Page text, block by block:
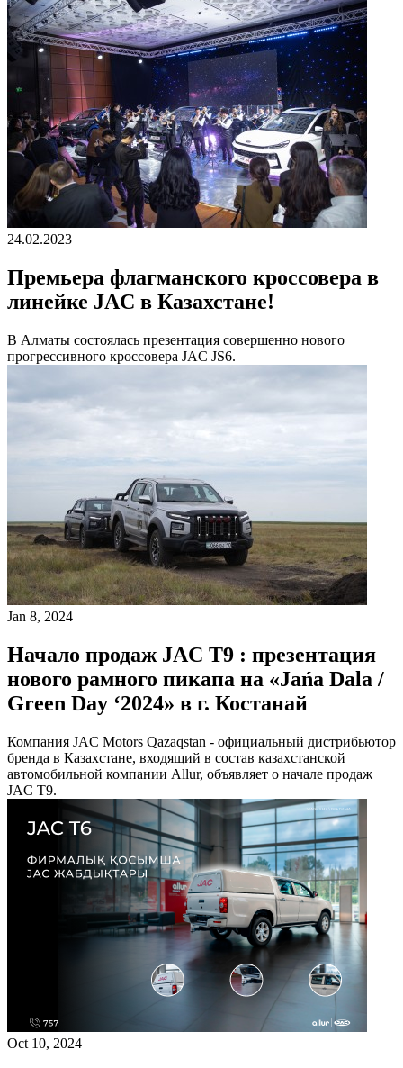
24.02.2023
Премьера флагманского кроссовера в
линейке JAC в Казахстане!
В Алматы состоялась презентация совершенно нового
прогрессивного кроссовера JAC JS6.
Jan 8, 2024
Начало продаж JAC T9 : презентация
нового рамного пикапа на «Jańa Dala /
Green Day ‘2024» в г. Костанай
Компания JAC Motors Qazaqstan - официальный дистрибьютор
бренда в Казахстане, входящий в состав казахстанской
автомобильной компании Allur, объявляет о начале продаж
JAC T9.
Oct 10, 2024